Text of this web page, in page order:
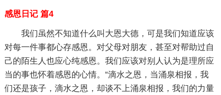
感恩日记 篇4
我们虽然不知道什么叫大恩大德，可是我们知道应该
对每一件事都心存感恩。对父母对朋友，甚至对帮助过自
己的陌生人也应心纯感恩。我们应该对别人认为是理所应
当的事也怀着感恩的心情。“滴水之恩，当涌泉相报，我
们还是孩子，滴水之恩，却谈不上涌泉相报，我们的力量